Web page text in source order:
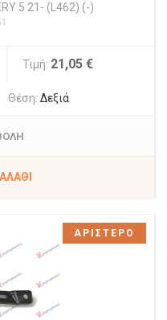
5 21- (L462) (-)
Τιμή: 21,05 €
Θέση: Δεξιά
ΑΡΙΣΤΕΡΟ